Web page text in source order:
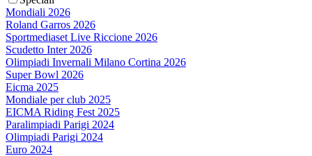
Mondiali 2026
Roland Garros 2026
Sportmediaset Live Riccione 2026
Scudetto Inter 2026
Olimpiadi Invernali Milano Cortina 2026
Super Bowl 2026
Eicma 2025
Mondiale per club 2025
EICMA Riding Fest 2025
Paralimpiadi Parigi 2024
Olimpiadi Parigi 2024
Euro 2024